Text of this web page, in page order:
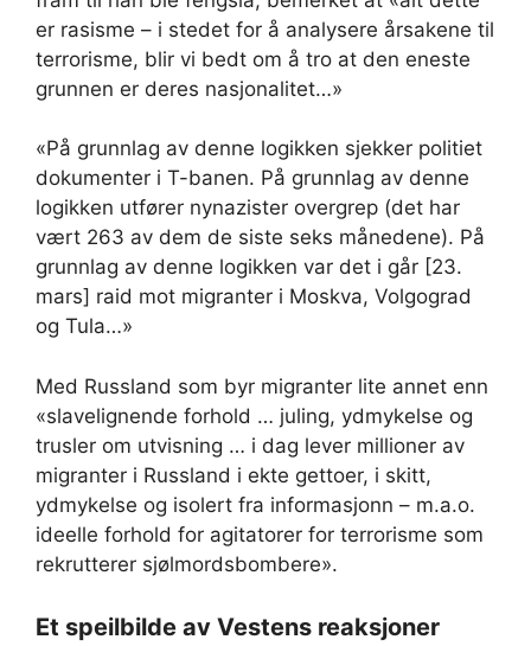
er rasisme – i stedet for å analysere årsakene til
terrorisme, blir vi bedt om å tro at den eneste
grunnen er deres nasjonalitet…»
«På grunnlag av denne logikken sjekker politiet
dokumenter i T-banen. På grunnlag av denne
logikken utfører nynazister overgrep (det har
vært 263 av dem de siste seks månedene). På
grunnlag av denne logikken var det i går [23.
mars] raid mot migranter i Moskva, Volgograd
og Tula…»
Med Russland som byr migranter lite annet enn
«slavelignende forhold … juling, ydmykelse og
trusler om utvisning … i dag lever millioner av
migranter i Russland i ekte gettoer, i skitt,
ydmykelse og isolert fra informasjonn – m.a.o.
ideelle forhold for agitatorer for terrorisme som
rekrutterer sjølmordsbombere».
Et speilbilde av Vestens reaksjoner